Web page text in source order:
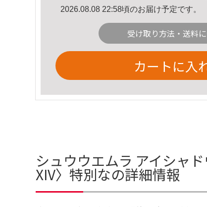
2026.08.08 22:58頃のお届け予定です。
受け取り方法・送料
カートに入
シュウウエムラ アイシャ
XIV〉特別なの詳細情報